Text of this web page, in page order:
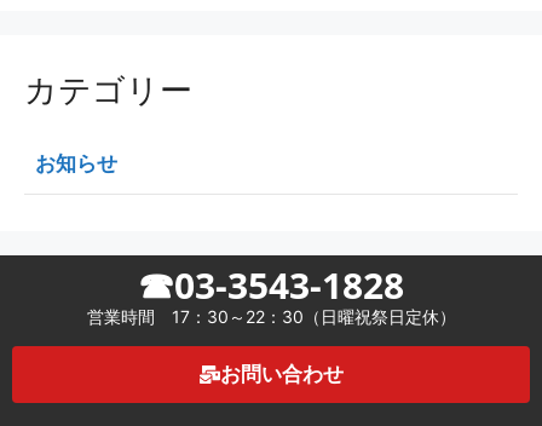
カテゴリー
お知らせ
☎03-3543-1828
営業時間 17：30～22：30（日曜祝祭日定休）
お問い合わせ